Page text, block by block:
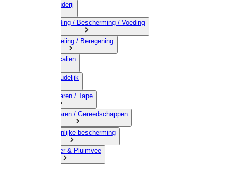
04) Veehouderij
05) Bestrijding / Bescherming / Voeding
06) Besproeiing / Beregening
07) Chemicalien
08) Huishoudelijk
09) Touwwaren / Tape
10) IJzerwaren / Gereedschappen
11) Persoonlijke bescherming
12) Kleindier & Pluimvee